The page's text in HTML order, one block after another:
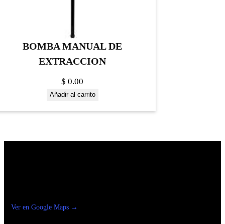
BOMBA MANUAL DE
EXTRACCION
$ 0.00
Añadir al carrito
Ver en Google Maps →